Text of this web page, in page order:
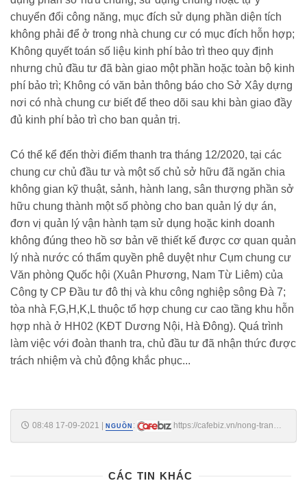
chuyển đổi công năng, mục đích sử dụng phần diện tích
không phải để ở trong nhà chung cư có mục đích hỗn hợp;
Không quyết toán số liệu kinh phí bảo trì theo quy định
nhưng chủ đầu tư đã bàn giao một phần hoặc toàn bộ kinh
phí bảo trì; Không có văn bản thông báo cho Sở Xây dựng
nơi có nhà chung cư biết để theo dõi sau khi bàn giao đầy
đủ kinh phí bảo trì cho ban quản trị.
Có thể kể đến thời điểm thanh tra tháng 12/2020, tại các
chung cư chủ đầu tư và một số chủ sở hữu đã ngăn chia
không gian kỹ thuật, sảnh, hành lang, sân thượng phần sở
hữu chung thành một số phòng cho ban quản lý dự án,
đơn vị quản lý vận hành tạm sử dụng hoặc kinh doanh
không đúng theo hồ sơ bản vẽ thiết kế được cơ quan quản
lý nhà nước có thẩm quyền phê duyệt như Cụm chung cư
Văn phòng Quốc hội (Xuân Phương, Nam Từ Liêm) của
Công ty CP Đầu tư đô thị và khu công nghiệp sông Đà 7;
tòa nhà F,G,H,K,L thuộc tổ hợp chung cư cao tầng khu hỗn
hợp nhà ở HH02 (KĐT Dương Nội, Hà Đông). Quá trình
làm việc với đoàn thanh tra, chủ đầu tư đã nhận thức được
trách nhiệm và chủ động khắc phục...
08:48 17-09-2021 | NGUỒN :
https://cafebiz.vn/nong-tranh-
CÁC TIN KHÁC